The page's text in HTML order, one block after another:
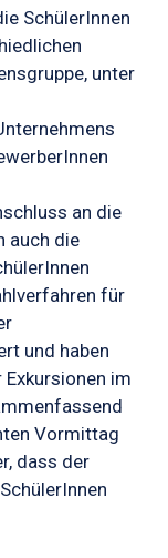
SchülerInnen
unter
an die
auch die
für
und haben
im
Vormittag
dass der